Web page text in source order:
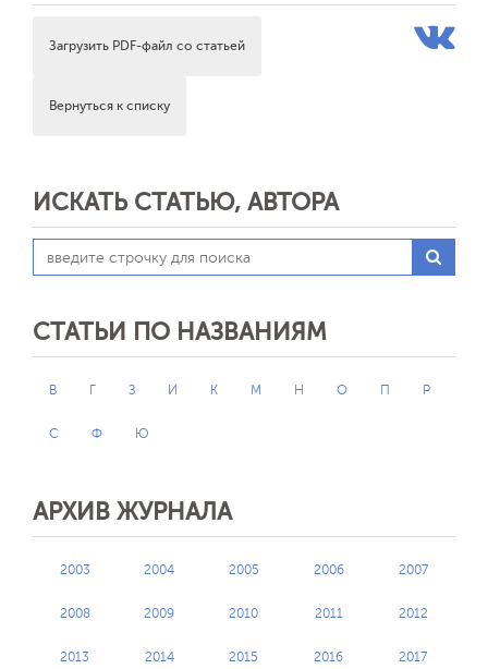
Загрузить PDF-файл со статьей
Вернуться к списку
ИСКАТЬ СТАТЬЮ, АВТОРА
СТАТЬИ ПО НАЗВАНИЯМ
В Г З И К М Н О П Р
С Ф Ю
АРХИВ ЖУРНАЛА
2003 2004 2005 2006 2007
2008 2009 2010 2011 2012
2013 2014 2015 2016 2017